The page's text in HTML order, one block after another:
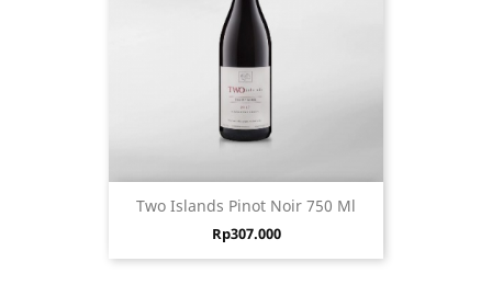
Two Islands Pinot Noir 750 Ml
Harga
Rp307.000